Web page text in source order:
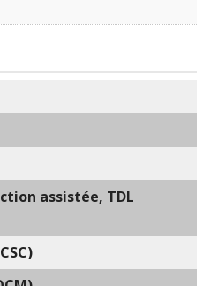
assistée, TDL